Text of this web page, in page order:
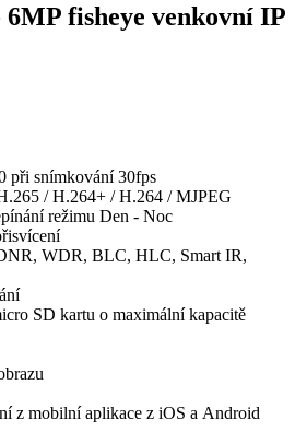
fisheye venkovní IP
při snímkování 30fps
/ H.264+ / H.264 / MJPEG
režimu Den - Noc
WDR, BLC, HLC, Smart IR,
SD kartu o maximální kapacitě
z mobilní aplikace z iOS a Android